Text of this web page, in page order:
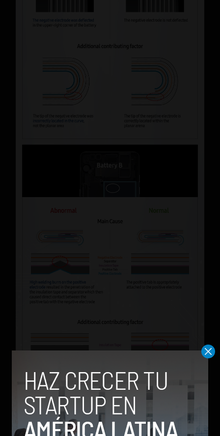
En el caso del primer grupo, el electrón
negativo estaba doblado en la esquina superior
derecha por culpa del diseño curvo. En el